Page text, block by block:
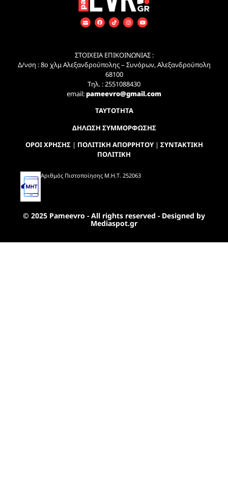
ΣΤΟΙΧΕΙΑ ΕΠΙΚΟΙΝΩΝΙΑΣ :
Δ/νση : 8ο χλμ Αλεξανδρούπολης – Συνόρων, Αλεξανδρούπολη
68100
Τηλ. : 2551088430
email:pameevro@gmail.com
ΤΑΥΤΟΤΗΤΑ
ΔΗΛΩΣΗ ΣΥΜΜΟΡΦΩΣΗΣ
ΟΡΟΙ ΧΡΗΣΗΣ| ΠΟΛΙΤΙΚΗ ΑΠΟΡΡΗΤΟΥ| ΣΥΝΤΑΚΤΙΚΗ
ΠΟΛΙΤΙΚΗ
Αριθμός Πιστοποίησης Μ.Η.Τ. 252063
© 2025 Pameevro - All rights reserved - Designed by
Mediaspot.gr